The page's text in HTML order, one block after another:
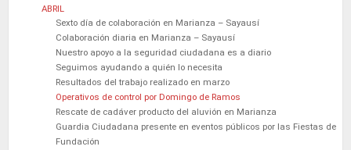
ABRIL
Sexto día de colaboración en Marianza – Sayausí
Colaboración diaria en Marianza – Sayausí
Nuestro apoyo a la seguridad ciudadana es a diario
Seguimos ayudando a quién lo necesita
Resultados del trabajo realizado en marzo
Operativos de control por Domingo de Ramos
Rescate de cadáver producto del aluvión en Marianza
Guardia Ciudadana presente en eventos públicos por las Fiestas de
Fundación